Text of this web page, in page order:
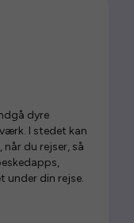
dyre
I stedet kan
du rejser, så
under din rejse.